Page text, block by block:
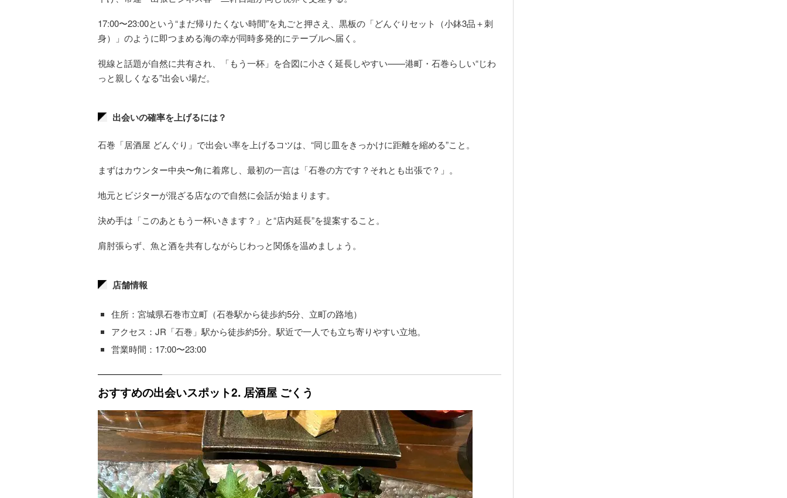
17:00〜23:00という“まだ帰りたくない時間”を丸ごと押さえ、黒板の「どんぐりセット（小鉢3品＋刺
身）」のように即つまめる海の幸が同時多発的にテーブルへ届く。
視線と話題が自然に共有され、「もう一杯」を合図に小さく延長しやすい——港町・石巻らしい“じわ
っと親しくなる”出会い場だ。
出会いの確率を上げるには？
石巻「居酒屋 どんぐり」で出会い率を上げるコツは、“同じ皿をきっかけに距離を縮める”こと。
まずはカウンター中央〜角に着席し、最初の一言は「石巻の方です？それとも出張で？」。
地元とビジターが混ざる店なので自然に会話が始まります。
決め手は「このあともう一杯いきます？」と“店内延長”を提案すること。
肩肘張らず、魚と酒を共有しながらじわっと関係を温めましょう。
店舗情報
住所：宮城県石巻市立町（石巻駅から徒歩約5分、立町の路地）
アクセス：JR「石巻」駅から徒歩約5分。駅近で一人でも立ち寄りやすい立地。
営業時間：17:00〜23:00
おすすめの出会いスポット2. 居酒屋 ごくう